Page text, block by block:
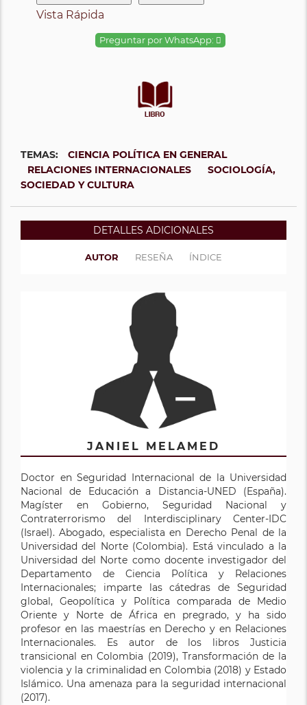
Vista Rápida
Preguntar por WhatsApp:
TEMAS:
CIENCIA POLÍTICA EN GENERAL
RELACIONES INTERNACIONALES
SOCIOLOGÍA,
SOCIEDAD Y CULTURA
DETALLES ADICIONALES
AUTOR RESEÑA ÍNDICE
JANIEL MELAMED
Doctor en Seguridad Internacional de la Universidad
Nacional de Educación a Distancia-UNED (España).
Magíster en Gobierno, Seguridad Nacional y
Contraterrorismo del Interdisciplinary Center-IDC
(Israel). Abogado, especialista en Derecho Penal de la
Universidad del Norte (Colombia). Está vinculado a la
Universidad del Norte como docente investigador del
Departamento de Ciencia Política y Relaciones
Internacionales; imparte las cátedras de Seguridad
global, Geopolítica y Política comparada de Medio
Oriente y Norte de África en pregrado, y ha sido
profesor en las maestrías en Derecho y en Relaciones
Internacionales. Es autor de los libros Justicia
transicional en Colombia (2019), Transformación de la
violencia y la criminalidad en Colombia (2018) y Estado
Islámico. Una amenaza para la seguridad internacional
(2017).